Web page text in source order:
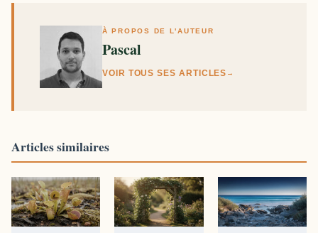
À PROPOS DE L'AUTEUR
Pascal
VOIR TOUS SES ARTICLES →
Articles similaires